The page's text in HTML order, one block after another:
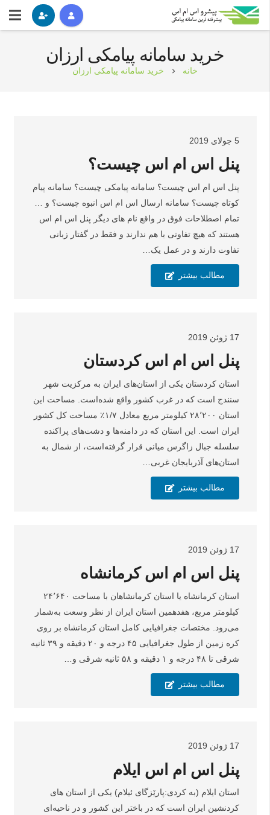
خرید سامانه پیامکی ارزان
خانه chevron_right خرید سامانه پیامکی ارزان
5 جولای 2019
پنل اس ام اس چیست؟
پنل اس ام اس چیست؟ سامانه پیامکی چیست؟ سامانه پیام
کوتاه چیست؟ سامانه ارسال اس ام اس انبوه چیست؟ و …
تمام اصطلاحات فوق در واقع نام های دیگر پنل اس ام اس
هستند که هیچ تفاوتی با هم ندارند و فقط در گفتار زبانی
تفاوت دارند و در عمل یک…
مطالب بیشتر
17 ژوئن 2019
پنل اس ام اس کردستان
استان کردستان یکی از استان‌های ایران به مرکزیت شهر
سنندج است که در غرب کشور واقع شده‌است. مساحت این
استان ۲۸٬۲۰۰ کیلومتر مربع معادل ۱/۷٪ مساحت کل کشور
ایران است. این استان که در دامنه‌ها و دشت‌های پراکنده
سلسله جبال زاگرس میانی قرار گرفته‌است، از شمال به
استان‌های آذربایجان غربی…
مطالب بیشتر
17 ژوئن 2019
پنل اس ام اس کرمانشاه
استان کرمانشاه یا استان کرمانشاهان با مساحت ۲۴٬۶۴۰
کیلومتر مربع، هفدهمین استان ایران از نظر وسعت به‌شمار
می‌رود. مختصات جغرافیایی کامل استان کرمانشاه بر روی
کره زمین از طول جغرافیایی ۴۵ درجه و ۲۰ دقیقه و ۳۹ ثانیه
شرقی تا ۴۸ درجه و ۱ دقیقه و ۵۸ ثانیه شرقی و…
مطالب بیشتر
17 ژوئن 2019
پنل اس ام اس ایلام
استان ایلام (به کردی:پارێزگای ئیلام) یکی از استان های
کردنشین ایران است که در باختر این کشور و در ناحیه‌ای